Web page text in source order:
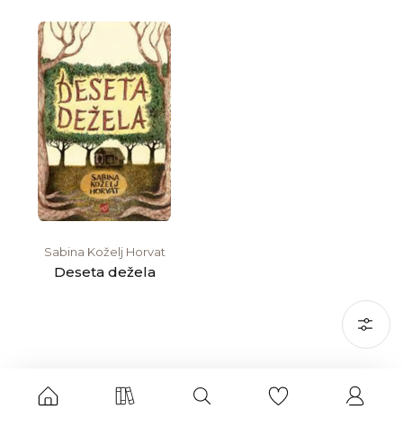
Sabina Koželj Horvat
Deseta dežela